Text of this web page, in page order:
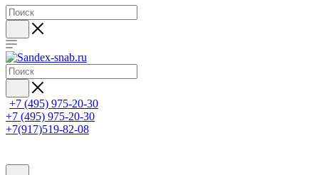
+7 (495) 975-20-30
+7 (495) 975-20-30
+7(917)519-82-08